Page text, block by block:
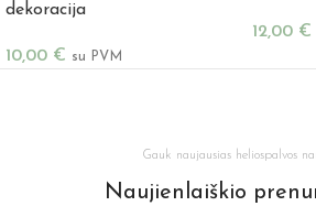
dekoracija
10,00 € su PVM
12,00 €
Gauk naujausias heliospalvos
Naujienlaiškio